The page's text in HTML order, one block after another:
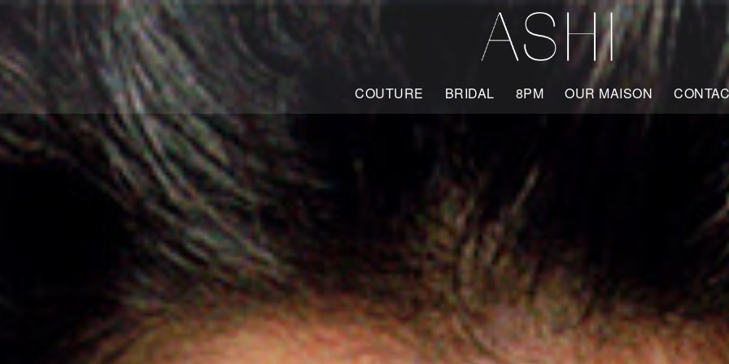
COUTURE BRIDAL 8PM OUR MAISON